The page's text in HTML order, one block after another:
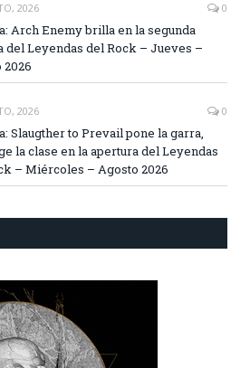
2026 0
Arch Enemy brilla en la segunda
del Leyendas del Rock – Jueves –
2026
2026 0
Slaugther to Prevail pone la garra,
la clase en la apertura del Leyendas
– Miércoles – Agosto 2026